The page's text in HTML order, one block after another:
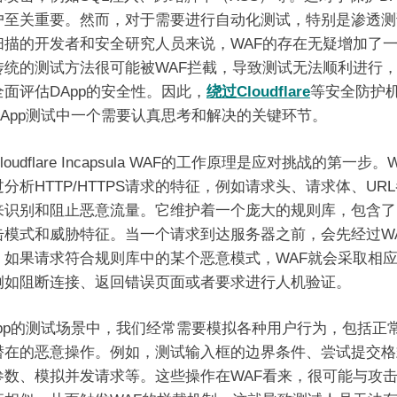
至关重要。然而，对于需要进行自动化测试，特别是渗透
描的开发者和安全研究人员来说，WAF的存在无疑增加了
统的测试方法很可能被WAF拦截，导致测试无法顺利进行
评估DApp的安全性。因此， 绕过Cloudflare等安全防护
测试中一个需要认真思考和解决的关键环节。
Incapsula WAF的工作原理是应对挑战的第一步。
分析HTTP/HTTPS请求的特征，例如请求头、请求体、
识别和阻止恶意流量。它维护着一个庞大的规则库，包含
模式和威胁特征。当一个请求到达服务器之前，会先经过
如果请求符合规则库中的某个恶意模式，WAF就会采取相
阻断连接、返回错误页面或者要求进行人机验证。
的测试场景中，我们经常需要模拟各种用户行为，包括正
在的恶意操作。例如，测试输入框的边界条件、尝试提交
数、模拟并发请求等。这些操作在WAF看来，很可能与攻